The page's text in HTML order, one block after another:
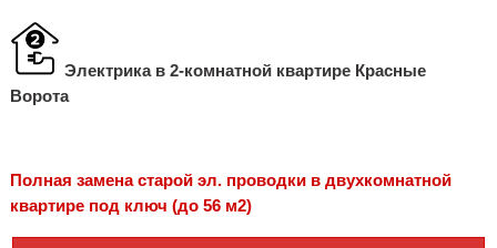
Электрика в 2-комнатной квартире Красные
Ворота
Полная замена старой эл. проводки в двухкомнатной
квартире под ключ (до 56 м2)